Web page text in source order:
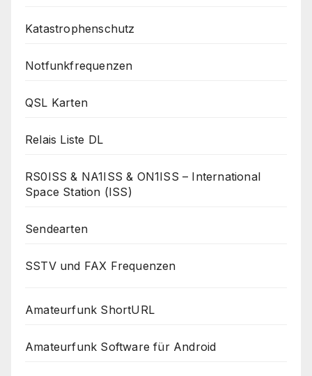
Katastrophenschutz
Notfunkfrequenzen
QSL Karten
Relais Liste DL
RS0ISS & NA1ISS & ON1ISS – International
Space Station (ISS)
Sendearten
SSTV und FAX Frequenzen
Amateurfunk ShortURL
Amateurfunk Software für Android